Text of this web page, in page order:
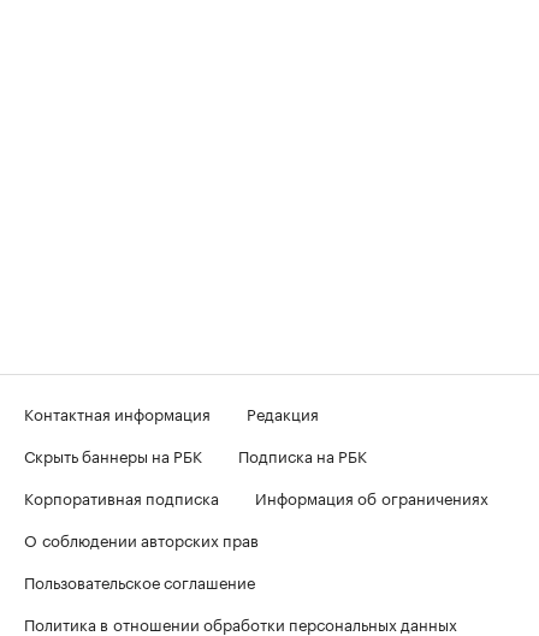
Контактная информация
Редакция
Скрыть баннеры на РБК
Подписка на РБК
Корпоративная подписка
Информация об ограничениях
О соблюдении авторских прав
Пользовательское соглашение
Политика в отношении обработки персональных данных